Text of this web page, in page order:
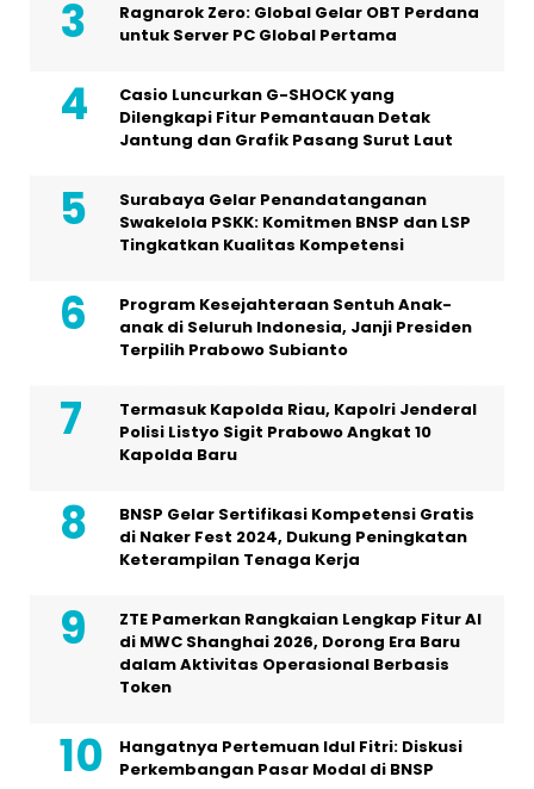
Ragnarok Zero: Global Gelar OBT Perdana
untuk Server PC Global Pertama
Casio Luncurkan G-SHOCK yang
Dilengkapi Fitur Pemantauan Detak
Jantung dan Grafik Pasang Surut Laut
Surabaya Gelar Penandatanganan
Swakelola PSKK: Komitmen BNSP dan LSP
Tingkatkan Kualitas Kompetensi
Program Kesejahteraan Sentuh Anak-
anak di Seluruh Indonesia, Janji Presiden
Terpilih Prabowo Subianto
Termasuk Kapolda Riau, Kapolri Jenderal
Polisi Listyo Sigit Prabowo Angkat 10
Kapolda Baru
BNSP Gelar Sertifikasi Kompetensi Gratis
di Naker Fest 2024, Dukung Peningkatan
Keterampilan Tenaga Kerja
ZTE Pamerkan Rangkaian Lengkap Fitur AI
di MWC Shanghai 2026, Dorong Era Baru
dalam Aktivitas Operasional Berbasis
Token
Hangatnya Pertemuan Idul Fitri: Diskusi
Perkembangan Pasar Modal di BNSP